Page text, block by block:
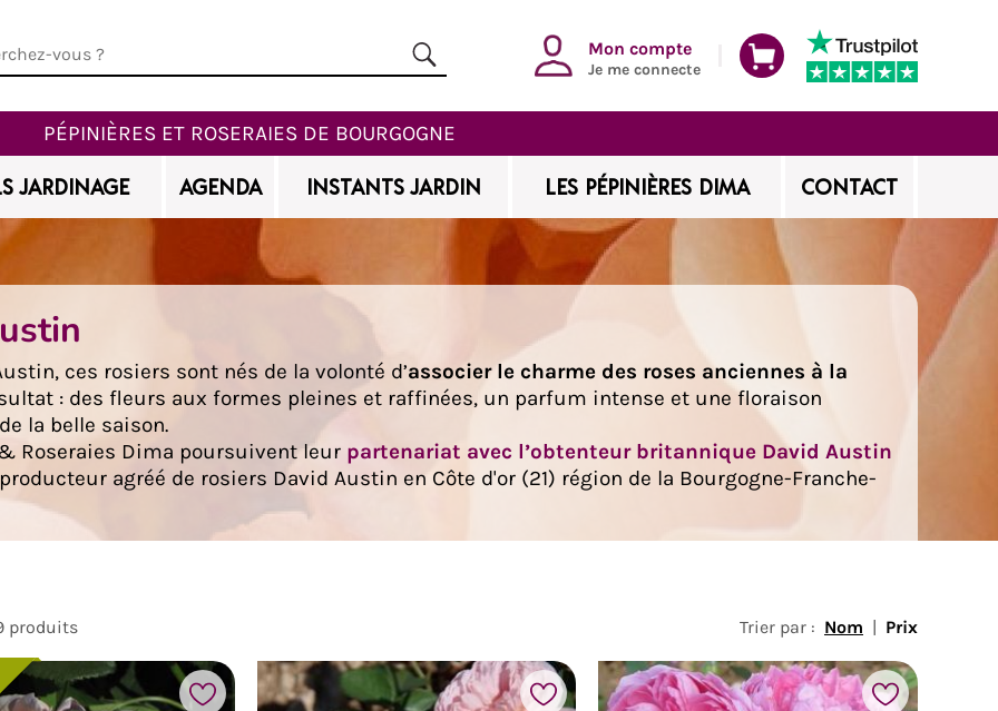
Mon compte
Je me connecte
PÉPINIÈRES ET ROSERAIES DE BOURGOGNE
JARDINAGE AGENDA INSTANTS JARDIN LES PÉPINIÈRES DIMA CONTACT
ces rosiers sont nés de la volonté d’associer le charme des roses anciennes à la
: des fleurs aux formes pleines et raffinées, un parfum intense et une floraison
la belle saison.
Roseraies Dima poursuivent leur partenariat avec l’obtenteur britannique David Austin
agréé de rosiers David Austin en Côte d'or (21) région de la Bourgogne-Franche-
produits Trier par : Nom | Prix
Ajouter à mes favoris